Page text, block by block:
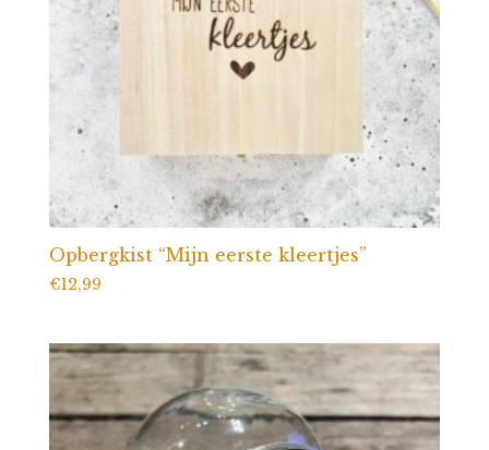
Opbergkist “Mijn eerste kleertjes”
€12,99